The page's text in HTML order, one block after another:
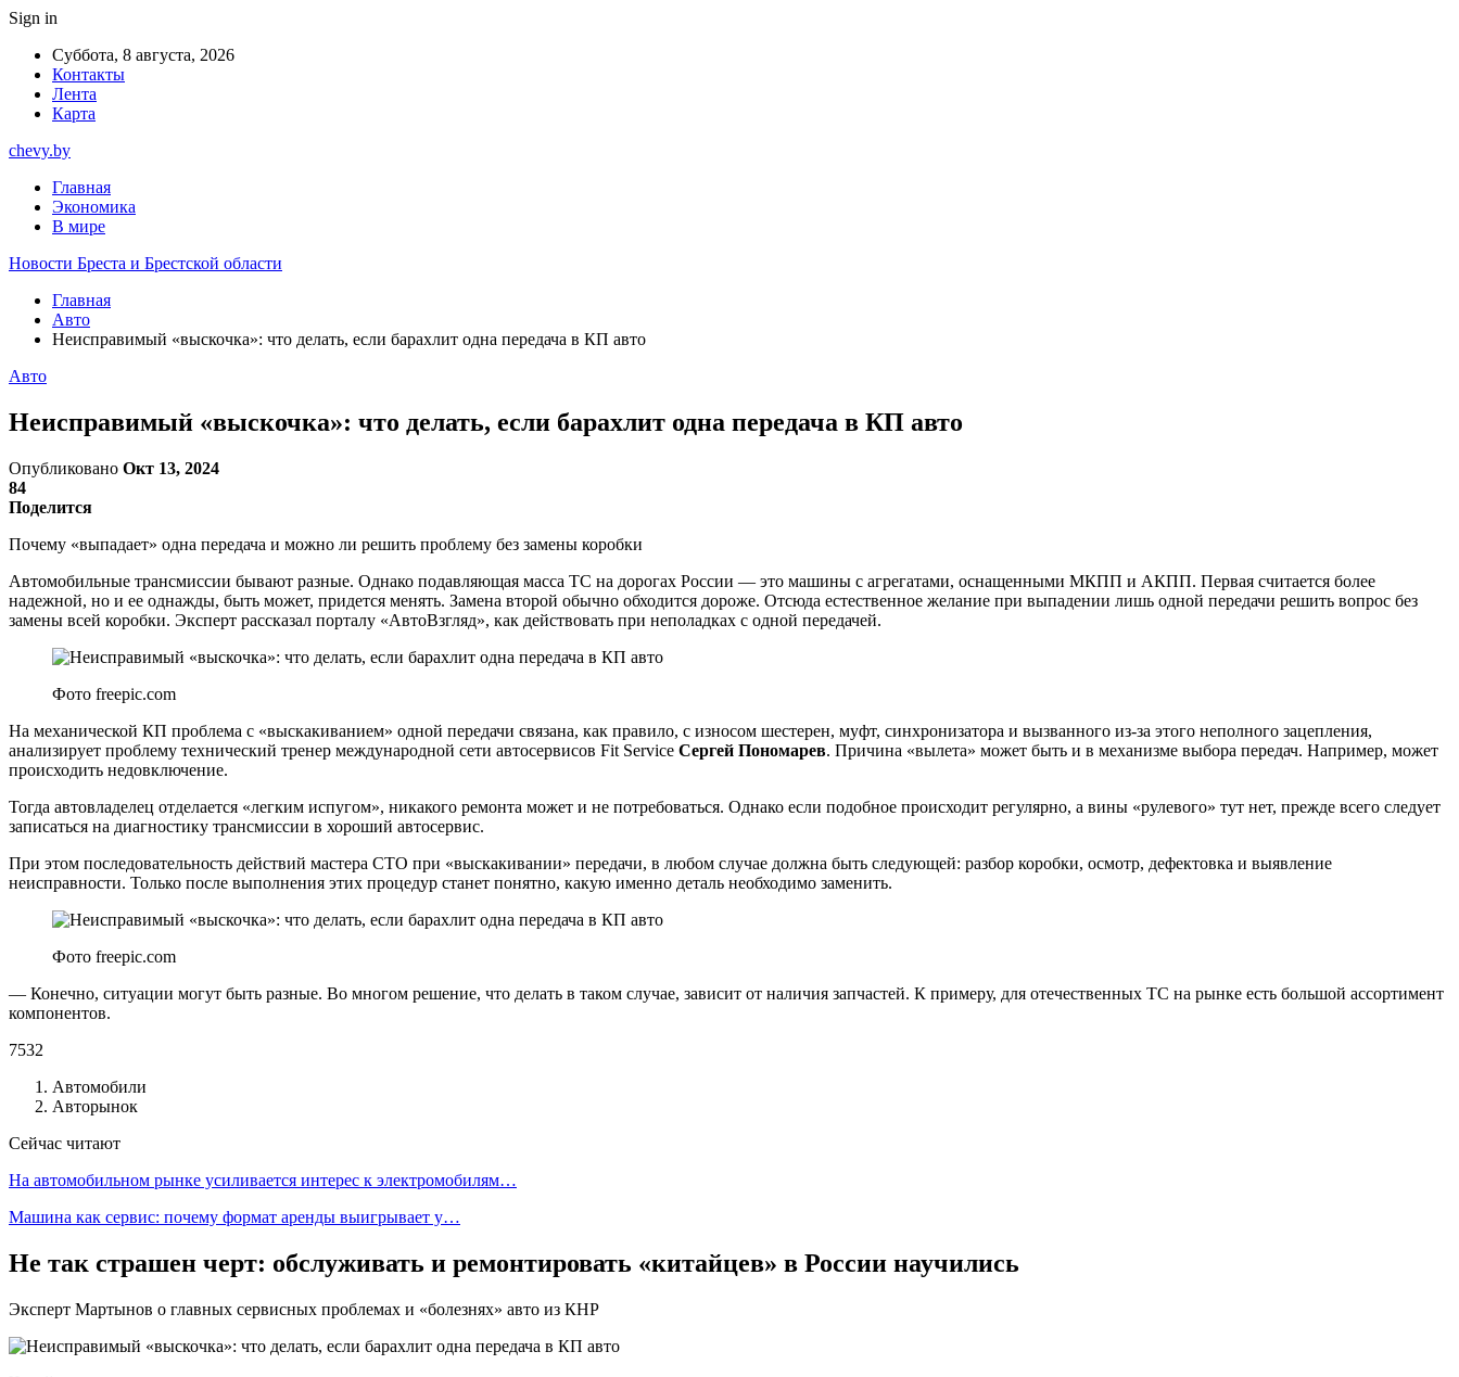
Sign in
Суббота, 8 августа, 2026
Контакты
Лента
Карта
chevy.by
Главная
Экономика
В мире
Новости Бреста и Брестской области
Главная
Авто
Неисправимый «выскочка»: что делать, если барахлит одна передача в КП авто
Авто
Неисправимый «выскочка»: что делать, если барахлит одна передача в КП авто
Опубликовано Окт 13, 2024
84
Поделится
Почему «выпадает» одна передача и можно ли решить проблему без замены коробки
Автомобильные трансмиссии бывают разные. Однако подавляющая масса ТС на дорогах России — это машины с агрегатами, оснащенными МКПП и АКПП. Первая считается более
надежной, но и ее однажды, быть может, придется менять. Замена второй обычно обходится дороже. Отсюда естественное желание при выпадении лишь одной передачи решить вопрос без
замены всей коробки. Эксперт рассказал порталу «АвтоВзгляд», как действовать при неполадках с одной передачей.
Фото freepic.com
На механической КП проблема с «выскакиванием» одной передачи связана, как правило, с износом шестерен, муфт, синхронизатора и вызванного из-за этого неполного зацепления,
анализирует проблему технический тренер международной сети автосервисов Fit Service Сергей Пономарев. Причина «вылета» может быть и в механизме выбора передач. Например, может
происходить недовключение.
Тогда автовладелец отделается «легким испугом», никакого ремонта может и не потребоваться. Однако если подобное происходит регулярно, а вины «рулевого» тут нет, прежде всего следует
записаться на диагностику трансмиссии в хороший автосервис.
При этом последовательность действий мастера СТО при «выскакивании» передачи, в любом случае должна быть следующей: разбор коробки, осмотр, дефектовка и выявление
неисправности. Только после выполнения этих процедур станет понятно, какую именно деталь необходимо заменить.
Фото freepic.com
— Конечно, ситуации могут быть разные. Во многом решение, что делать в таком случае, зависит от наличия запчастей. К примеру, для отечественных ТС на рынке есть большой ассортимент
компонентов.
7532
Автомобили
Авторынок
Сейчас читают
На автомобильном рынке усиливается интерес к электромобилям…
Машина как сервис: почему формат аренды выигрывает у…
Не так страшен черт: обслуживать и ремонтировать «китайцев» в России научились
Эксперт Мартынов о главных сервисных проблемах и «болезнях» авто из КНР